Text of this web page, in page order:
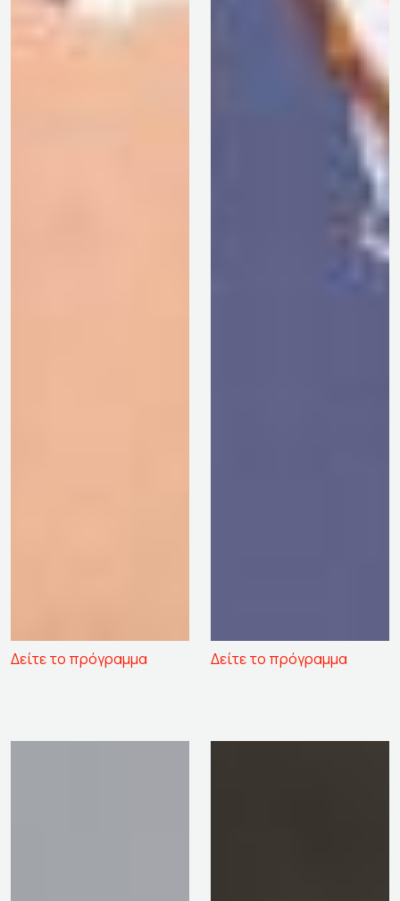
Δείτε το πρόγραμμα Δείτε το πρόγραμμα